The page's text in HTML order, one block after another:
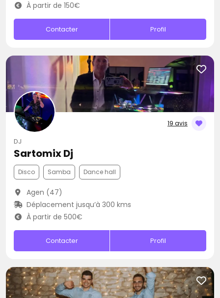
À partir de 150€
Contacter Profil
19 avis
DJ
Sartomix Dj
Disco Samba Dance hall
Agen (47)
Déplacement jusqu’à 300 kms
À partir de 500€
Contacter Profil